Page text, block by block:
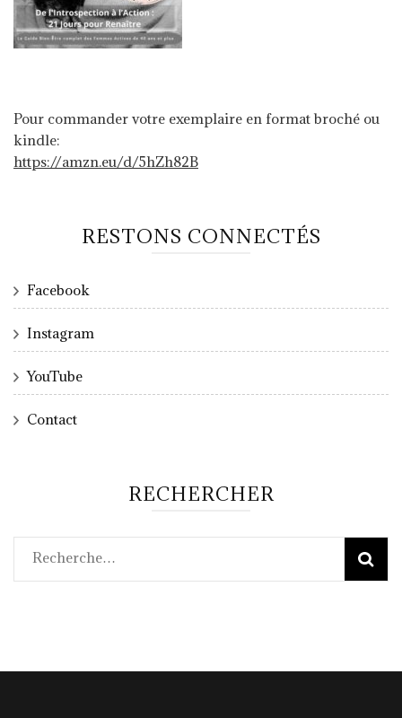
Pour commander votre exemplaire en format broché ou
kindle:
https://amzn.eu/d/5hZh82B
RESTONS CONNECTÉS
Facebook
Instagram
YouTube
Contact
RECHERCHER
Rechercher :